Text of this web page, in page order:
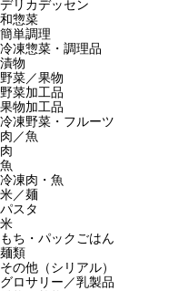
デリカデッセン
和惣菜
簡単調理
冷凍惣菜・調理品
漬物
野菜／果物
野菜加工品
果物加工品
冷凍野菜・フルーツ
肉／魚
肉
魚
冷凍肉・魚
米／麺
パスタ
米
もち・パックごはん
麺類
その他（シリアル）
グロサリー／乳製品